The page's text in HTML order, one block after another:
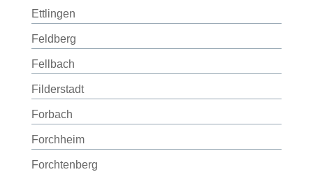
Ettlingen
Feldberg
Fellbach
Filderstadt
Forbach
Forchheim
Forchtenberg